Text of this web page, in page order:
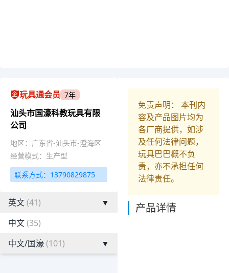
玩具通会员 7年
汕头市国濠科教玩具有限
公司
地区：广东省-汕头市-澄海区
经营模式：生产型
联系方式：13790829875
英文(41)
▼
中文(35)
中文/国濠 (101) ▼
免责声明： 本刊内
容及产品图片均为
各厂商提供，如涉
及任何法律问题，
玩具巴巴概不负
责，亦不承担任何
法律责任。
产品详情